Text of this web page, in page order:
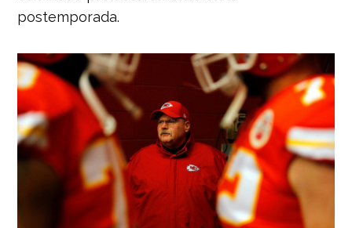
postemporada.